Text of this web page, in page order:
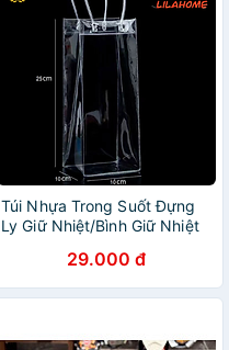
Túi Nhựa Trong Suốt Đựng
Ly Giữ Nhiệt/Bình Giữ Nhiệt
29.000 đ